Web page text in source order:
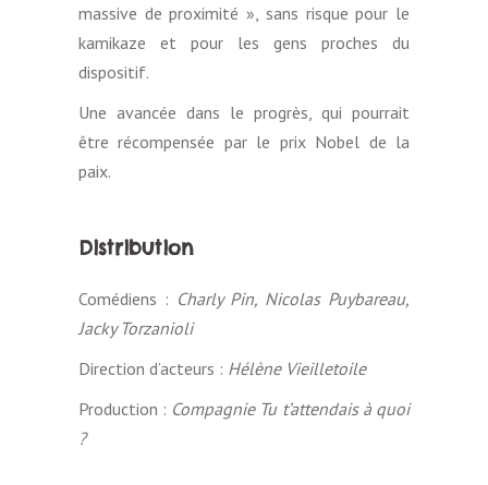
massive de proximité », sans risque pour le
kamikaze et pour les gens proches du
dispositif.
Une avancée dans le progrès, qui pourrait
être récompensée par le prix Nobel de la
paix.
Distribution
Comédiens : Charly Pin, Nicolas Puybareau,
Jacky Torzanioli
Direction d’acteurs : Hélène Vieilletoile
Production : Compagnie Tu t’attendais à quoi
?